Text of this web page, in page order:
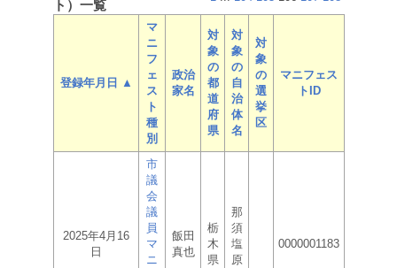
ト）一覧
登録年月日 ▲
マ
ニ
フ
ェ
ス
ト
種
別
政治
家名
対
象
の
都
道
府
県
対
象
の
自
治
体
名
対
象
の
選
挙
区
マニフェス
トID
2025年4月16
日
市
議
会
議
員
マ
ニ
飯田
真也
栃
木
県
那
須
塩
原
0000001183